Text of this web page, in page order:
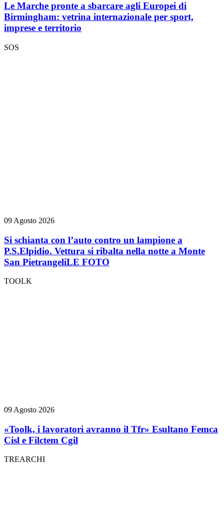
Le Marche pronte a sbarcare agli Europei di
Birmingham: vetrina internazionale per sport,
imprese e territorio
SOS
09 Agosto 2026
Si schianta con l’auto contro un lampione a
P.S.Elpidio. Vettura si ribalta nella notte a Monte
San PietrangeliLE FOTO
TOOLK
09 Agosto 2026
«Toolk, i lavoratori avranno il Tfr» Esultano Femca
Cisl e Filctem Cgil
TREARCHI